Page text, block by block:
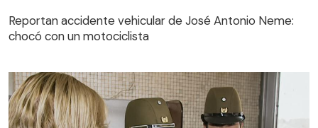
Reportan accidente vehicular de José Antonio Neme:
chocó con un motociclista